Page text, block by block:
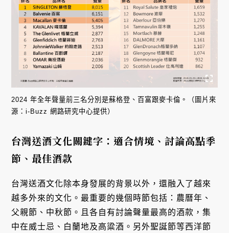
2024 年全年聲量前三名分別是蘇格登、百富跟麥卡倫。（圖片來
源：i-Buzz 網路研究中心提供）
台灣送酒文化關鍵字：適合情境、討論高點季
節、最佳酒款
台灣送酒文化除本身發展的背景以外，還融入了越來
越多外來的文化。最重要的幾個時節包括：農曆年、
父親節、中秋節。且各自有討論聲量最高的酒款，集
中在威士忌、白蘭地及高粱酒。另外聖誕節等西洋節